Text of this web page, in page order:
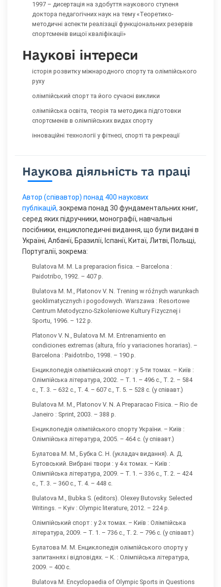
1997 – дисертація на здобуття наукового ступеня
доктора педагогічних наук на тему «Теоретико-
методичні аспекти реалізації функціональних резервів
спортсменів вищої кваліфікації»
Наукові інтереси
історія розвитку міжнародного спорту та олімпійського
руху
олімпійський спорт та його сучасні виклики
олімпійська освіта, теорія та методика підготовки
спортсменів в олімпійських видах спорту
інноваційні технології у фітнесі, спорті та рекреації
Наукова діяльність та праці
Автор (співавтор) понад 400 наукових
публікацій, зокрема понад 30 фундаментальних книг,
серед яких підручники, монографії, навчальні
посібники, енциклопедичні видання, що були видані в
Україні, Албанії, Бразилії, Іспанії, Китаї, Литві, Польщі,
Португалії, зокрема:
Bulatova M. M. La preparacion fisica. – Barcelona :
Paidotribo, 1992. – 407 p.
Bulatova M. M., Platonov V. N. Trening w róźnych warunkach
geoklimatycznych i pogodowych. Warszawa : Resortowe
Centrum Metodyczno-Szkoleniowe Kultury Fizycznej i
Sportu, 1996. – 122 p.
Platonov V. N., Bulatova M. M. Entrenamiento en
condiciones extremas (altura, frío y variaciones horarias). –
Barcelona : Paidotribo, 1998. – 190 p.
Енциклопедія олімпійський спорт : у 5-ти томах. – Київ :
Олімпійська література, 2002. – Т. 1. – 496 с., Т. 2. – 584
с., Т. 3. – 632 с., Т. 4. – 607 с., Т. 5. – 528 с. (у співавт.)
Bulatova М. М., Platonov V. N. A Preparacao Fisica. – Rio de
Janeiro : Sprint, 2003. – 388 p.
Енциклопедія олімпійського спорту України. – Київ :
Олімпійська література, 2005. – 464 с. (у співавт.)
Булатова М. М., Бубка С. Н. (укладач видання). А. Д.
Бутовський. Вибрані твори : у 4-х томах. – Київ :
Олімпійська література, 2009. – Т. 1. – 336 с., Т. 2. – 424
с., Т. 3. – 360 с., Т. 4. – 448 с.
Bulatova M., Bubka S. (editors). Olexey Butovsky. Selected
Writings. – Kyiv : Olympic literature, 2012. – 224 p.
Олімпійський спорт : у 2-х томах. – Київ : Олімпійська
література, 2009. – Т. 1. – 736 с., Т. 2. – 796 с. (у співавт.)
Булатова М. М. Енциклопедія олімпійського спорту у
запитаннях і відповідях. – К. : Олімпійська література,
2009. – 400 с.
Bulatova M. Encyclopaedia of Olympic Sports in Questions